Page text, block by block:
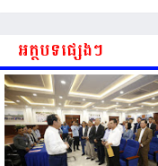
អត្ថបទផ្សេងៗ